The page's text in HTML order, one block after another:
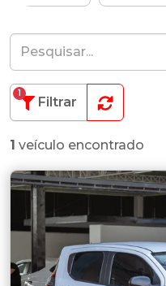
Filtrar
1
1 veículo encontrado